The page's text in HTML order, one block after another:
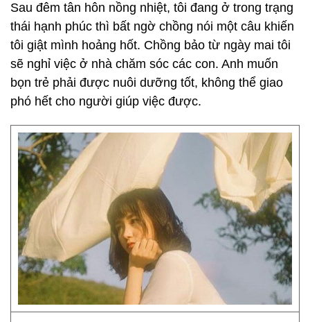
Sau đêm tân hôn nồng nhiệt, tôi đang ở trong trạng
thái hạnh phúc thì bất ngờ chồng nói một câu khiến
tôi giật mình hoảng hốt. Chồng bảo từ ngày mai tôi
sẽ nghỉ việc ở nhà chăm sóc các con. Anh muốn
bọn trẻ phải được nuôi dưỡng tốt, không thể giao
phó hết cho người giúp việc được.